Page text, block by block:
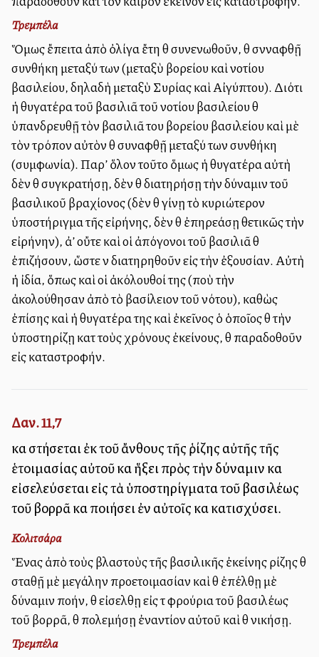
Τρεμπέλα
Ὅμως ἔπειτα ἀπὸ ὀλίγα ἔτη θὰ συνενωθοῦν, θὰ σνναφθῇ
συνθήκη μεταξύ των (μεταξὺ βορείου καὶ νοτίου
βασιλείου, δηλαδὴ μεταξὺ Συρίας καὶ Αἰγύπτου). Διότι
ἡ θυγατέρα τοῦ βασιλιᾶ τοῦ νοτίου βασιλείου θὰ
ὑπανδρευθῇ τὸν βασιλιᾶ του βορείου βασιλείου καὶ μὲ
τὸν τρόπον αὐτὸν θὰ συναφθῇ μεταξύ των συνθήκη
(συμφωνία). Παρ’ ὅλον τοῦτο ὅμως ἡ θυγατέρα αὐτὴ
δὲν θὰ συγκρατήσῃ, δὲν θὰ διατηρήσῃ τὴν δύναμιν τοῦ
βασιλικοῦ βραχίονος (δὲν θὰ γίνῃ τὸ κυριώτερον
ὑποστήριγμα τῆς εἰρήνης, δὲν θὰ ἐπηρεάσῃ θετικῶς τὴν
εἰρήνην), ἀλλ’ οὔτε καὶ οἱ ἀπόγονοι τοῦ βασιλιᾶ θὰ
ἐπιζήσουν, ὥστε νὰ διατηρηθοῦν εἰς τὴν ἐξουσίαν. Αὐτὴ
ἡ ἰδία, ὅπως καὶ οἱ ἀκόλουθοί της (ποὺ τὴν
ἀκολούθησαν ἀπὸ τὸ βασίλειον τοῦ νότου), καθὼς
ἐπίσης καὶ ἡ θυγατέρα της καὶ ἐκεῖνος ὁ ὁποῖος θὰ τὴν
ὑποστηρίζῃ κατὰ τοὺς χρόνους ἐκείνους, θὰ παραδοθοῦν
εἰς καταστροφήν.
Δαν. 11,7
καὶ στήσεται ἐκ τοῦ ἄνθους τῆς ῥίζης αὐτῆς τῆς
ἑτοιμασίας αὐτοῦ καὶ ἥξει πρὸς τὴν δύναμιν καὶ
εἰσελεύσεται εἰς τὰ ὑποστηρίγματα τοῦ βασιλέως
τοῦ βορρᾶ καὶ ποιήσει ἐν αὐτοῖς καὶ κατισχύσει.
Κολιτσάρα
Ἕνας ἀπὸ τοὺς βλαστοὺς τῆς βασιλικῆς ἐκείνης ρίζης θὰ
σταθῇ μὲ μεγάλην προετοιμασίαν καὶ θὰ ἐπέλθῃ μὲ
δύναμιν πολλήν, θὰ εἰσελθῃ εἰς τὰ φρούρια τοῦ βασιλέως
τοῦ βορρᾶ, θὰ πολεμήσῃ ἐναντίον αὐτοῦ καὶ θὰ νικήσῃ.
Τρεμπέλα